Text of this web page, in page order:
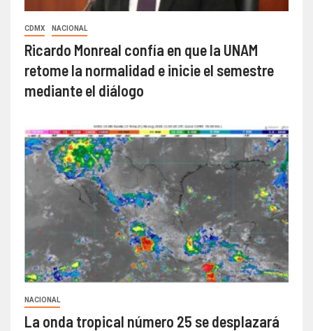
CDMX NACIONAL
Ricardo Monreal confía en que la UNAM
retome la normalidad e inicie el semestre
mediante el diálogo
NACIONAL
La onda tropical número 25 se desplazará